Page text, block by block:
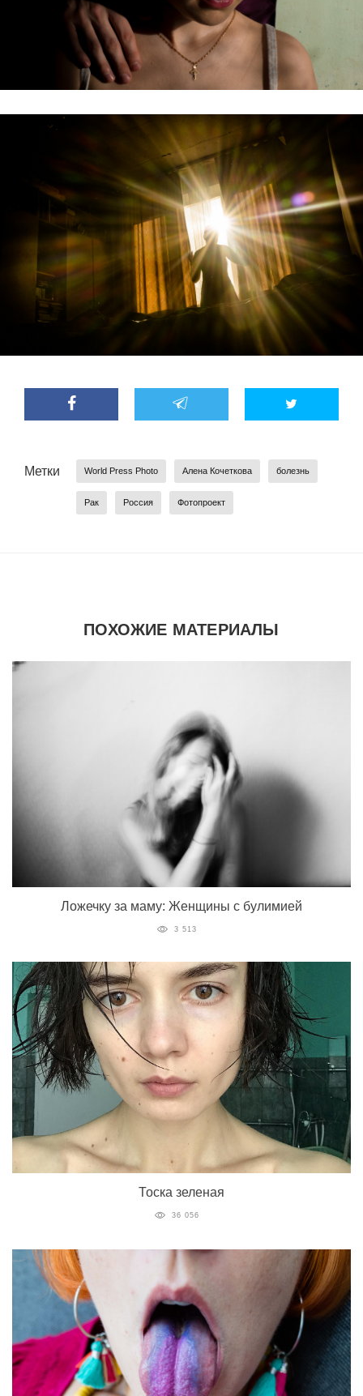
Метки World Press Photo Алена Кочеткова болезнь
Рак Россия Фотопроект
ПОХОЖИЕ МАТЕРИАЛЫ
Ложечку за маму: Женщины с булимией
3 513
Тоска зеленая
36 056